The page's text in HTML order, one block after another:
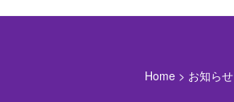
Home > お知らせ